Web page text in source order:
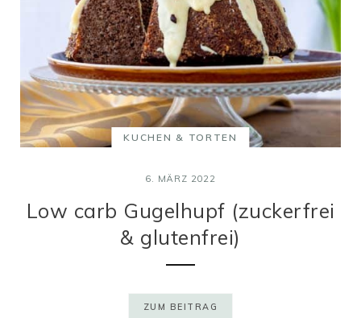
KUCHEN & TORTEN
6. MÄRZ 2022
Low carb Gugelhupf (zuckerfrei
& glutenfrei)
ZUM BEITRAG